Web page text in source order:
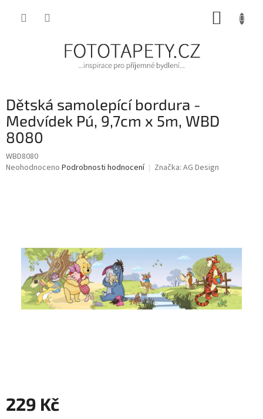
Dětská samolepící bordura -
Medvídek Pú, 9,7cm x 5m, WBD
8080
WBD8080
Průměrné
hvězdiček.
Neohodnoceno Podrobnosti hodnocení Značka: AG Design
229 Kč